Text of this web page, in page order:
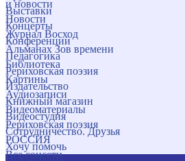
и новости
Новости
Журнал Восход
Альманах Зов времени
Библиотека
Картины
Аудиозаписи
Видеоматериалы
Рериховская поэзия
РОССИЯ
Все соцсети
Выставки
Концерты
Конференции
Педагогика
Рериховская поэзия
Издательство
Книжный магазин
Видеостудия
Сотрудничество. Друзья
Хочу помочь